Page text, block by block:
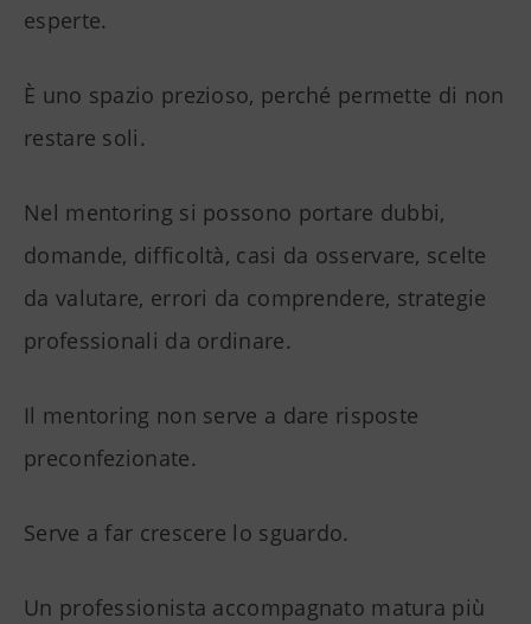
esperte.
È uno spazio prezioso, perché permette di non
restare soli.
Nel mentoring si possono portare dubbi,
domande, difficoltà, casi da osservare, scelte
da valutare, errori da comprendere, strategie
professionali da ordinare.
Il mentoring non serve a dare risposte
preconfezionate.
Serve a far crescere lo sguardo.
Un professionista accompagnato matura più